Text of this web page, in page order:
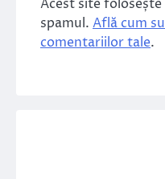
Acest site
spamul. Află cum
comentariilor tale.